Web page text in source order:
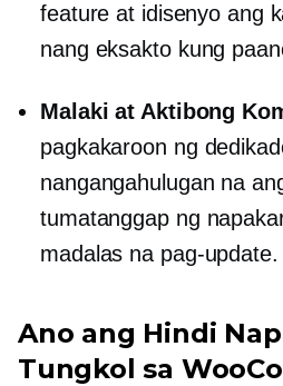
feature at idisenyo ang
nang eksakto kung
Malaki at Aktibong
pagkakaroon ng
nangangahulugan na
tumatanggap ng
madalas na pag-update.
Ano ang Hindi
Tungkol sa